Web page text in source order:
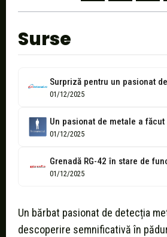
Surse
01/12/2025
01/12/2025
01/12/2025
Un bărbat pasionat de detecția
descoperire semnificativă în